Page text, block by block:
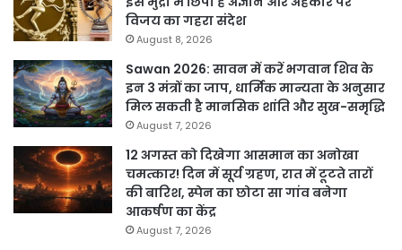
विजय का गहरा संदेश
August 8, 2026
Sawan 2026: सावन में करें भगवान शिव के
इन 3 मंत्रों का जाप, धार्मिक मान्यता के अनुसार
मिल सकती है मानसिक शांति और सुख-समृद्धि
August 7, 2026
12 अगस्त को दिखेगा आसमान का अनोखा
चमत्कार! दिन में सूर्य ग्रहण, रात में टूटते तारों
की बारिश, स्पेन का छोटा सा गांव बनेगा
आकर्षण का केंद्र
August 7, 2026